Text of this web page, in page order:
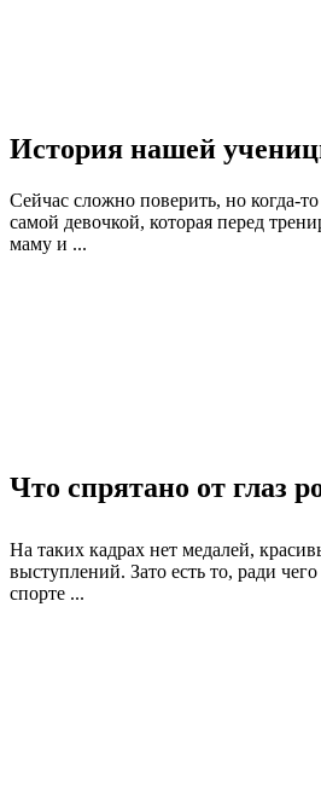
История нашей
Сейчас сложно поверить, но когда-
самой девочкой, которая перед
маму и ...
Что спрятано от глаз
На таких кадрах нет медалей,
выступлений. Зато есть то, ради
спорте ...